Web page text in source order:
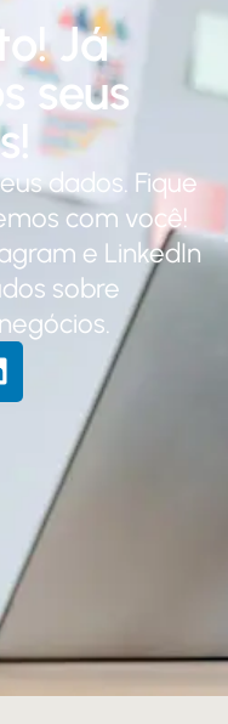
Já
seus
dados. Fique
com você!
e LinkedIn
sobre